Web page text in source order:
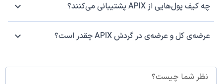
چه کیف پول‌هایی از APIX پشتیبانی می‌کنند؟
عرضه‌ی کل و عرضه‌ی در گردش APIX چقدر است؟
نظر شما چیست؟